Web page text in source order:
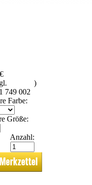
)
749 002
Farbe:
Größe:
Anzahl: